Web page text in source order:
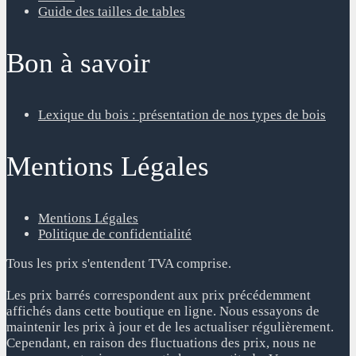
Guide des tailles de tables
Bon à savoir
Lexique du bois : présentation de nos types de bois
Mentions Légales
Mentions Légales
Politique de confidentialité
Tous les prix s'entendent TVA comprise.
Les prix barrés correspondent aux prix précédemment
affichés dans cette boutique en ligne. Nous essayons de
maintenir les prix à jour et de les actualiser régulièrement.
Cependant, en raison des fluctuations des prix, nous ne